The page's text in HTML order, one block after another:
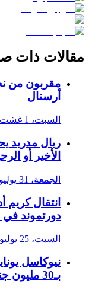
مقالات ذات
مقربون من
أرسنال
السبت، 1 غشت 2026
ريال مدريد
الأخير أو
الجمعة، 31 يوليوز 2026
انتقال
دورتموند في
السبت، 25 يوليوز 2026
نيوكاسل
بـ30 مليون جنيه إسترليني